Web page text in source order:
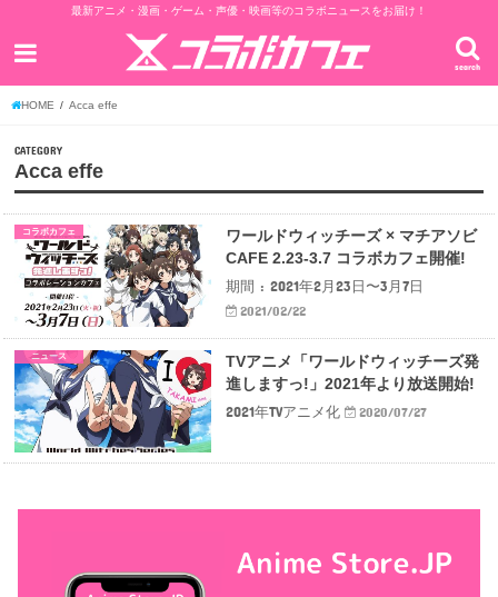
最新アニメ・漫画・ゲーム・声優・映画等のコラボニュースをお届け！
search
HOME Acca effe
CATEGORY
Acca effe
コラボカフェ
ワールドウィッチーズ × マチアソビ
CAFE 2.23-3.7 コラボカフェ開催!
期間 : 2021年2月23日〜3月7日
2021/02/22
ニュース
TVアニメ「ワールドウィッチーズ発
進しますっ!」2021年より放送開始!
2021年TVアニメ化
2020/07/27